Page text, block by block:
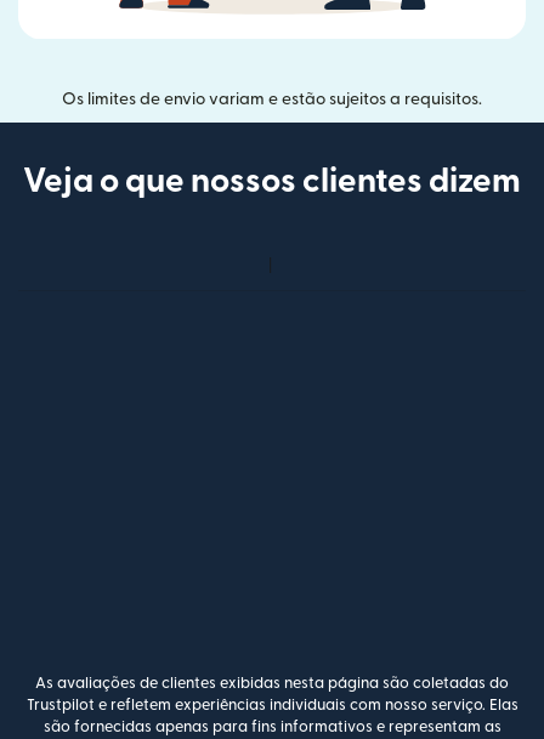
Os limites de envio variam e estão sujeitos a requisitos.
Veja o que nossos clientes dizem
As avaliações de clientes exibidas nesta página são coletadas do
Trustpilot e refletem experiências individuais com nosso serviço. Elas
são fornecidas apenas para fins informativos e representam as